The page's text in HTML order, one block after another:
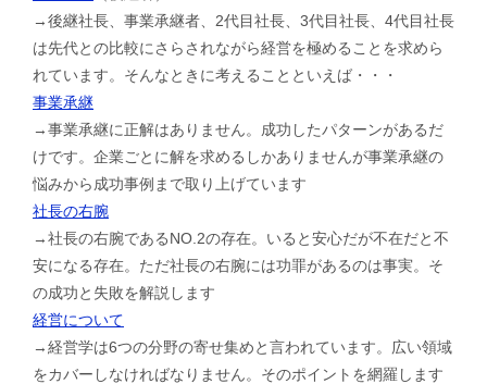
→後継社長、事業承継者、2代目社長、3代目社長、4代目社長
は先代との比較にさらされながら経営を極めることを求めら
れています。そんなときに考えることといえば・・・
事業承継
→事業承継に正解はありません。成功したパターンがあるだ
けです。企業ごとに解を求めるしかありませんが事業承継の
悩みから成功事例まで取り上げています
社長の右腕
→社長の右腕であるNO.2の存在。いると安心だが不在だと不
安になる存在。ただ社長の右腕には功罪があるのは事実。そ
の成功と失敗を解説します
経営について
→経営学は6つの分野の寄せ集めと言われています。広い領域
をカバーしなければなりません。そのポイントを網羅します